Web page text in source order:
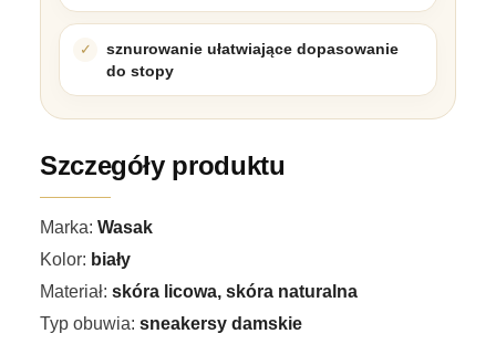
sznurowanie ułatwiające dopasowanie
do stopy
Szczegóły produktu
Marka: Wasak
Kolor: biały
Materiał: skóra licowa, skóra naturalna
Typ obuwia: sneakersy damskie